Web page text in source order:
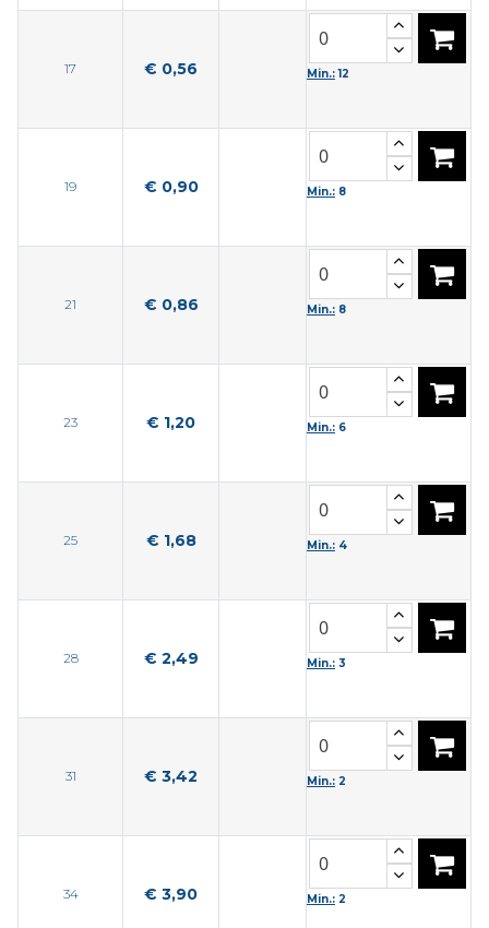
17 € 0,56 Min.:12
19 € 0,90 Min.: 8
21 € 0,86 Min.: 8
23 € 1,20 Min.: 6
25 € 1,68 Min.: 4
28 € 2,49 Min.: 3
31 € 3,42 Min.: 2
34 € 3,90 Min.: 2